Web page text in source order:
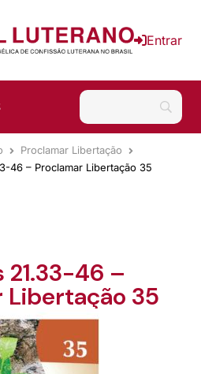
Entrar
Proclamar Libertação
46 – Proclamar Libertação 35
21.33-46 –
Libertação 35